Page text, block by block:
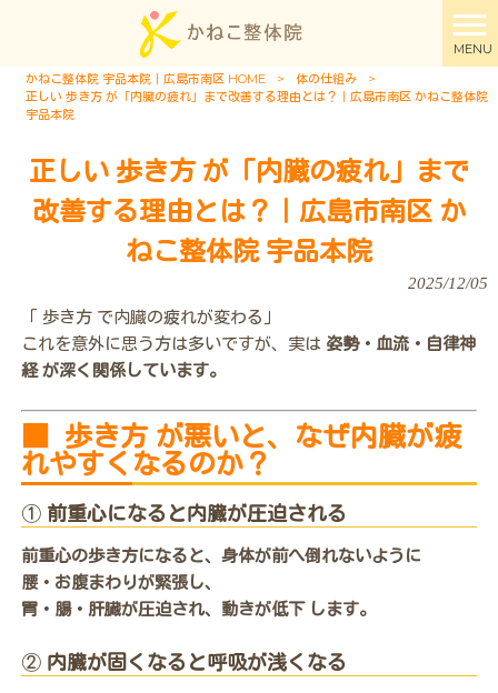
MENU
かねこ整体院 宇品本院｜広島市南区 HOME
> 体の仕組み
>
正しい 歩き方 が「内臓の疲れ」まで改善する理由とは？｜広島市南区 かねこ整体院
宇品本院
正しい 歩き方 が「内臓の疲れ」まで
改善する理由とは？｜広島市南区 か
ねこ整体院 宇品本院
2025/12/05
「 歩き方 で内臓の疲れが変わる」
これを意外に思う方は多いですが、実は 姿勢・血流・自律神
経 が深く関係しています。
歩き方 が悪いと、なぜ内臓が疲
れやすくなるのか？
① 前重心になると内臓が圧迫される
前重心の歩き方になると、身体が前へ倒れないように
腰・お腹まわりが緊張し、
胃・腸・肝臓が圧迫され、動きが低下 します。
② 内臓が固くなると呼吸が浅くなる